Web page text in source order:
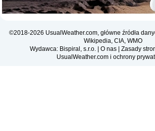
©2018-2026 UsualWeather.com, główne źródła
Wikipedia, CIA, WMO
Wydawca: Bispiral, s.r.o. | O nas| Zasady
UsualWeather.com i ochrony